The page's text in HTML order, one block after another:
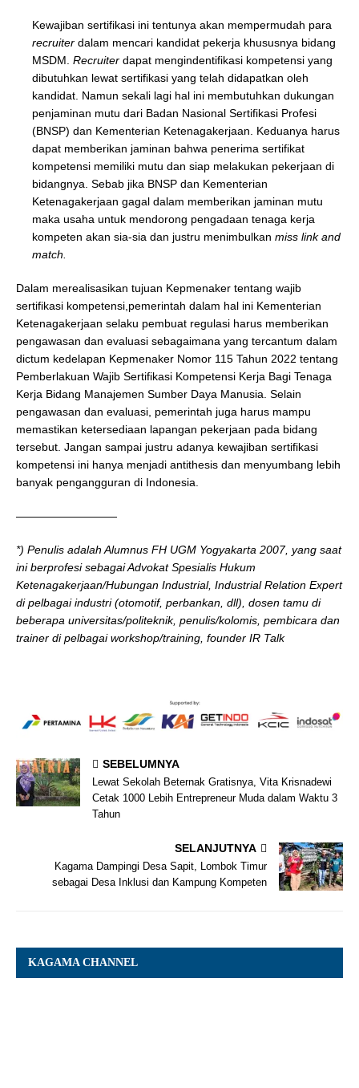
Kewajiban sertifikasi ini tentunya akan mempermudah para
recruiter dalam mencari kandidat pekerja khususnya bidang
MSDM. Recruiter dapat mengindentifikasi kompetensi yang
dibutuhkan lewat sertifikasi yang telah didapatkan oleh
kandidat. Namun sekali lagi hal ini membutuhkan dukungan
penjaminan mutu dari Badan Nasional Sertifikasi Profesi
(BNSP) dan Kementerian Ketenagakerjaan. Keduanya harus
dapat memberikan jaminan bahwa penerima sertifikat
kompetensi memiliki mutu dan siap melakukan pekerjaan di
bidangnya. Sebab jika BNSP dan Kementerian
Ketenagakerjaan gagal dalam memberikan jaminan mutu
maka usaha untuk mendorong pengadaan tenaga kerja
kompeten akan sia-sia dan justru menimbulkan miss link and
match.
Dalam merealisasikan tujuan Kepmenaker tentang wajib
sertifikasi kompetensi,pemerintah dalam hal ini Kementerian
Ketenagakerjaan selaku pembuat regulasi harus memberikan
pengawasan dan evaluasi sebagaimana yang tercantum dalam
dictum kedelapan Kepmenaker Nomor 115 Tahun 2022 tentang
Pemberlakuan Wajib Sertifikasi Kompetensi Kerja Bagi Tenaga
Kerja Bidang Manajemen Sumber Daya Manusia. Selain
pengawasan dan evaluasi, pemerintah juga harus mampu
memastikan ketersediaan lapangan pekerjaan pada bidang
tersebut. Jangan sampai justru adanya kewajiban sertifikasi
kompetensi ini hanya menjadi antithesis dan menyumbang lebih
banyak pengangguran di Indonesia.
—————————
*) Penulis adalah Alumnus FH UGM Yogyakarta 2007, yang saat
ini berprofesi sebagai Advokat Spesialis Hukum
Ketenagakerjaan/Hubungan Industrial, Industrial Relation Expert
di pelbagai industri (otomotif, perbankan, dll), dosen tamu di
beberapa universitas/politeknik, penulis/kolomis, pembicara dan
trainer di pelbagai workshop/training, founder IR Talk
SEBELUMNYA
Lewat Sekolah Beternak Gratisnya, Vita Krisnadewi
Cetak 1000 Lebih Entrepreneur Muda dalam Waktu 3
Tahun
SELANJUTNYA
Kagama Dampingi Desa Sapit, Lombok Timur
sebagai Desa Inklusi dan Kampung Kompeten
KAGAMA CHANNEL